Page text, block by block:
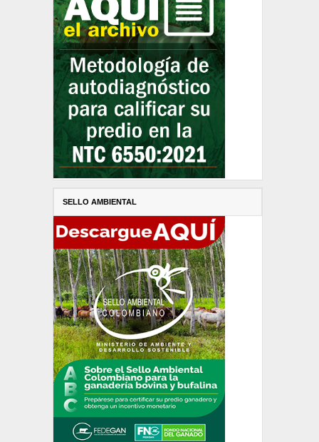
SELLO AMBIENTAL